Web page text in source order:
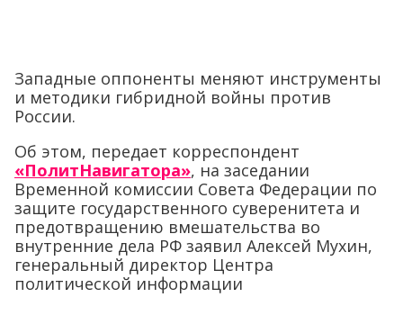
Западные оппоненты меняют инструменты
и методики гибридной войны против
России.
Об этом, передает корреспондент
«ПолитНавигатора», на заседании
Временной комиссии Совета Федерации по
защите государственного суверенитета и
предотвращению вмешательства во
внутренние дела РФ заявил Алексей Мухин,
генеральный директор Центра
политической информации